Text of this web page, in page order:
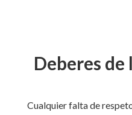
Deberes
Cualquier falta de